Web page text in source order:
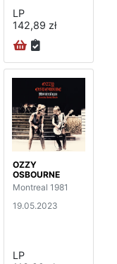
LP
142,89 zł
OZZY
OSBOURNE
Montreal 1981
19.05.2023
LP